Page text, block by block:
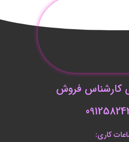
کارشناس فروش
کاری: